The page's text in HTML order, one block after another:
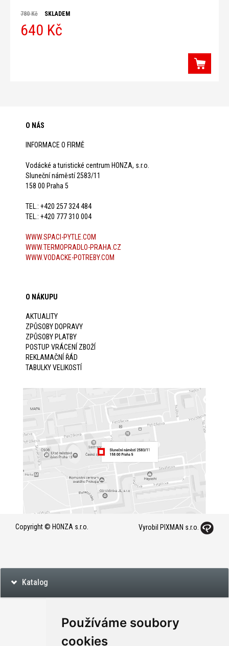
Používáme soubory
cookies
780 Kč SKLADEM
640 Kč
O NÁS
INFORMACE O FIRMĚ
Vodácké a turistické centrum HONZA, s.r.o.
Sluneční náměstí 2583/11
158 00 Praha 5
TEL.: +420 257 324 484
TEL.: +420 777 310 004
WWW.SPACI-PYTLE.COM
WWW.TERMOPRADLO-PRAHA.CZ
WWW.VODACKE-POTREBY.COM
O NÁKUPU
AKTUALITY
ZPŮSOBY DOPRAVY
ZPŮSOBY PLATBY
POSTUP VRÁCENÍ ZBOŽÍ
REKLAMAČNÍ ŘÁD
TABULKY VELIKOSTÍ
Copyright © HONZA s.r.o. Vyrobil PIXMAN s.r.o.
Katalog